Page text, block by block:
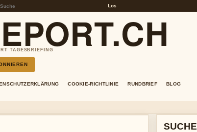
Los
TAGESBRIEFING
COOKIE-RICHTLINIE RUNDBRIEF BLOG
SUCHE